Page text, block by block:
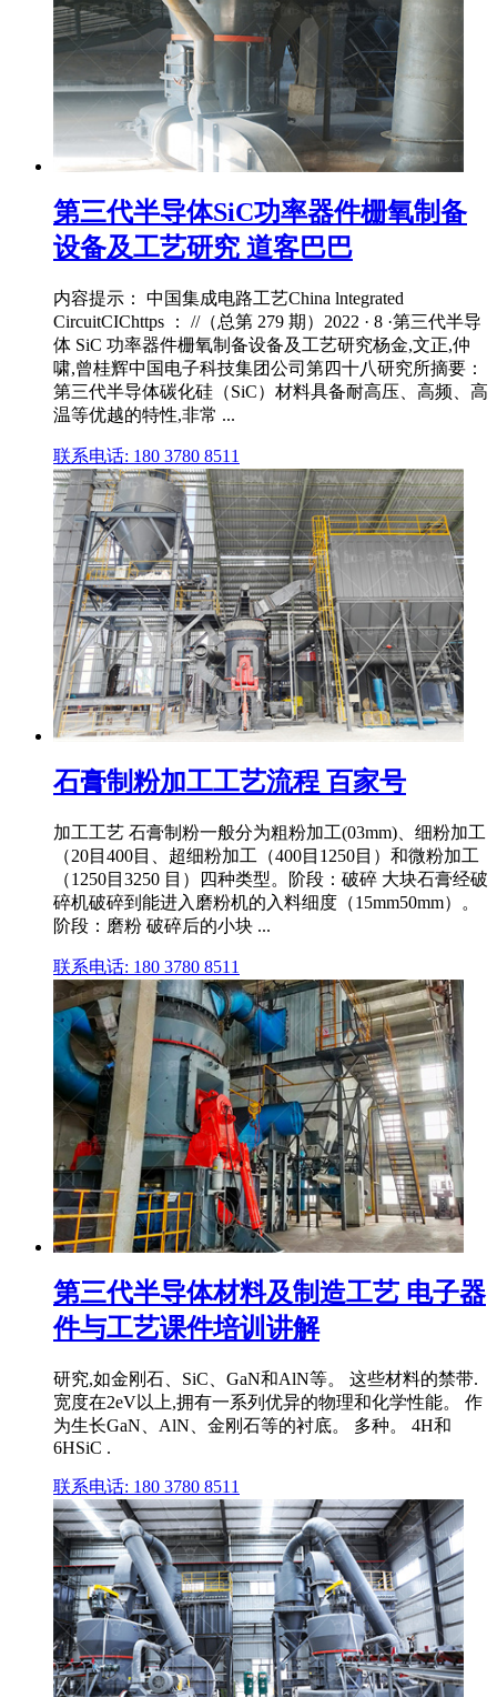
第三代半导体SiC功率器件栅氧制备
设备及工艺研究 道客巴巴
内容提示： 中国集成电路工艺China lntegrated
CircuitCIChttps ： //（总第 279 期）2022 · 8 ·第三代半导
体 SiC 功率器件栅氧制备设备及工艺研究杨金,文正,仲
啸,曾桂辉中国电子科技集团公司第四十八研究所摘要：
第三代半导体碳化硅（SiC）材料具备耐高压、高频、高
温等优越的特性,非常 ...
联系电话: 180 3780 8511
石膏制粉加工工艺流程 百家号
加工工艺 石膏制粉一般分为粗粉加工(03mm)、细粉加工
（20目400目、超细粉加工（400目1250目）和微粉加工
（1250目3250 目）四种类型。阶段：破碎 大块石膏经破
碎机破碎到能进入磨粉机的入料细度（15mm50mm）。
阶段：磨粉 破碎后的小块 ...
联系电话: 180 3780 8511
第三代半导体材料及制造工艺 电子器
件与工艺课件培训讲解
研究,如金刚石、SiC、GaN和AlN等。 这些材料的禁带.
宽度在2eV以上,拥有一系列优异的物理和化学性能。 作
为生长GaN、AlN、金刚石等的衬底。 多种。 4H和
6HSiC .
联系电话: 180 3780 8511